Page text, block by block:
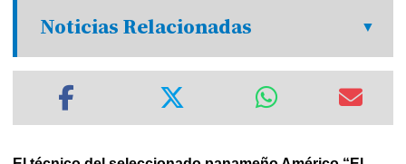
Noticias Relacionadas